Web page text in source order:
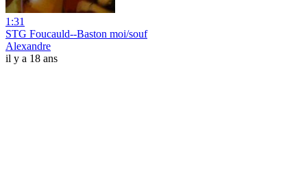
1:31
STG Foucauld--Baston moi/souf
Alexandre
il y a 18 ans